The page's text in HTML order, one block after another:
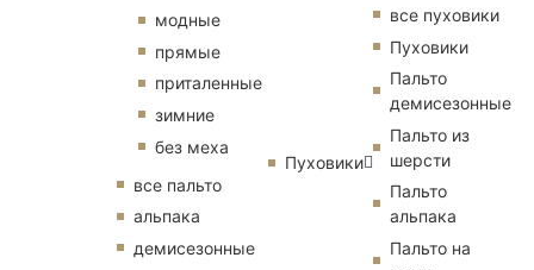
модные
прямые
приталенные
зимние
без меха
все пальто
альпака
демисезонные
Пуховики
все пуховики
Пуховики
Пальто
демисезонные
Пальто из
шерсти
Пальто
альпака
Пальто на